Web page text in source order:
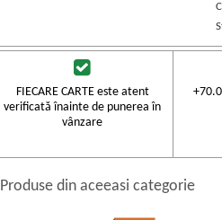
FIECARE CARTE este atent
verificată înainte de punerea în
vânzare
Produse din aceeasi categorie